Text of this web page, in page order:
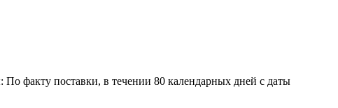
факту поставки, в течении 80 календарных дней с даты